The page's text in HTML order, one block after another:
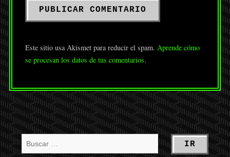
Este sitio usa Akismet para reducir el spam. Aprende cómo
se procesan los datos de tus comentarios.